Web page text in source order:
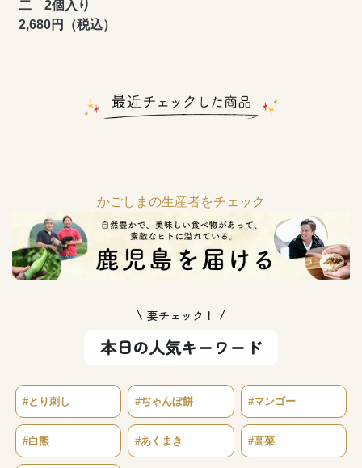
二 2個入り
2,680円（税込）
かごしまの生産者をチェック
要チェック！
本日の人気キーワード
#とり刺し #ぢゃんぼ餅 #マンゴー
#白熊 #あくまき #高菜